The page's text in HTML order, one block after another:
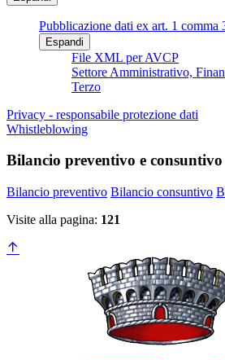
Pubblicazione dati ex art. 1 comma
Espandi
File XML per AVCP
Settore Amministrativo,
Terzo
Privacy - responsabile protezione dati
Whistleblowing
Bilancio preventivo e consuntivo
Bilancio preventivo Bilancio consuntivo
Visite alla pagina: 121